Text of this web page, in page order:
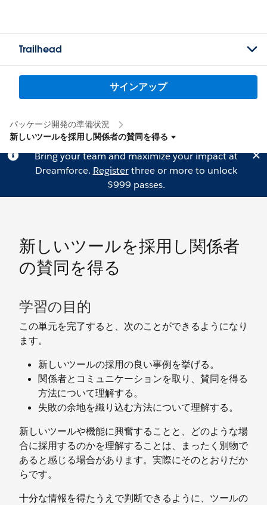
Trailhead
サインアップ
パッケージ開発の準備状況
新しいツールを採用し関係者の賛同を得る
Bring your team and maximize your impact at
Dreamforce. Registerthree or more to unlock
$999 passes.
新しいツールを採用し関係者
の賛同を得る
学習の目的
この単元を完了すると、次のことができるようになり
ます。
新しいツールの採用の良い事例を挙げる。
関係者とコミュニケーションを取り、賛同を得る
方法について理解する。
失敗の余地を織り込む方法について理解する。
新しいツールや機能に興奮することと、どのような場
合に採用するのかを理解することは、まったく別物で
あると感じる場合があります。実際にそのとおりだか
らです。
十分な情報を得たうえで判断できるように、ツールの